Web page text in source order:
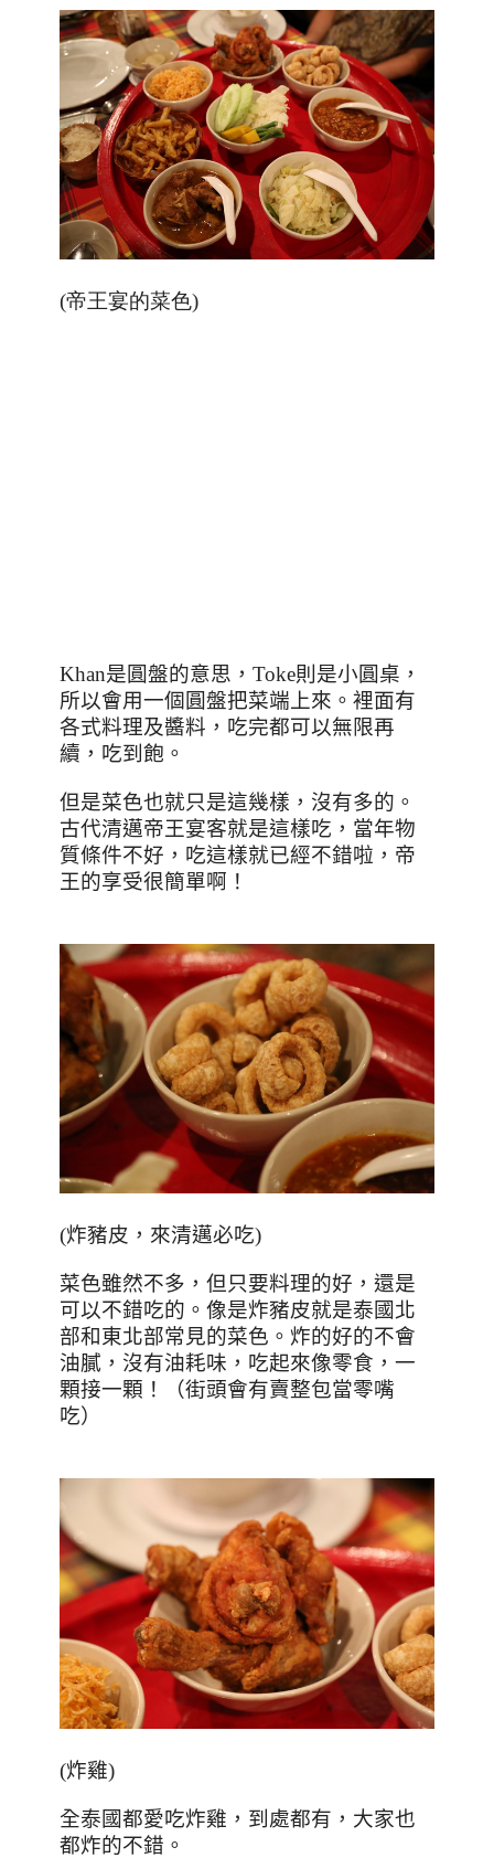
(帝王宴的菜色)
Khan是圓盤的意思， Toke則是小圓桌，
所以會用一個圓盤把菜端上來。裡面有
各式料理及醬料，吃完都可以無限再
續，吃到飽。
但是菜色也就只是這幾樣，沒有多的。
古代清邁帝王宴客就是這樣吃，當年物
質條件不好，吃這樣就已經不錯啦，帝
王的享受很簡單啊！
(炸豬皮，來清邁必吃)
菜色雖然不多，但只要料理的好，還是
可以不錯吃的。像是炸豬皮就是泰國北
部和東北部常見的菜色。炸的好的不會
油膩，沒有油耗味，吃起來像零食，一
顆接一顆！（街頭會有賣整包當零嘴
吃）
(炸雞)
全泰國都愛吃炸雞，到處都有，大家也
都炸的不錯。